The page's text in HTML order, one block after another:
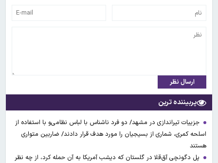
ارسال نظر
پربیننده ترین
جزییات تیراندازی در مشهد/ دو فرد ناشناس با لباس نظامی‌و با استفاده از
اسلحه کمری، شماری از بسیجیان را مورد هدف قرار دادند/ ضاربین متواری
هستند
پل دگونچی آق‌قلا در گلستان که دیشب آمریکا به آن حمله کرد، از چه نظر